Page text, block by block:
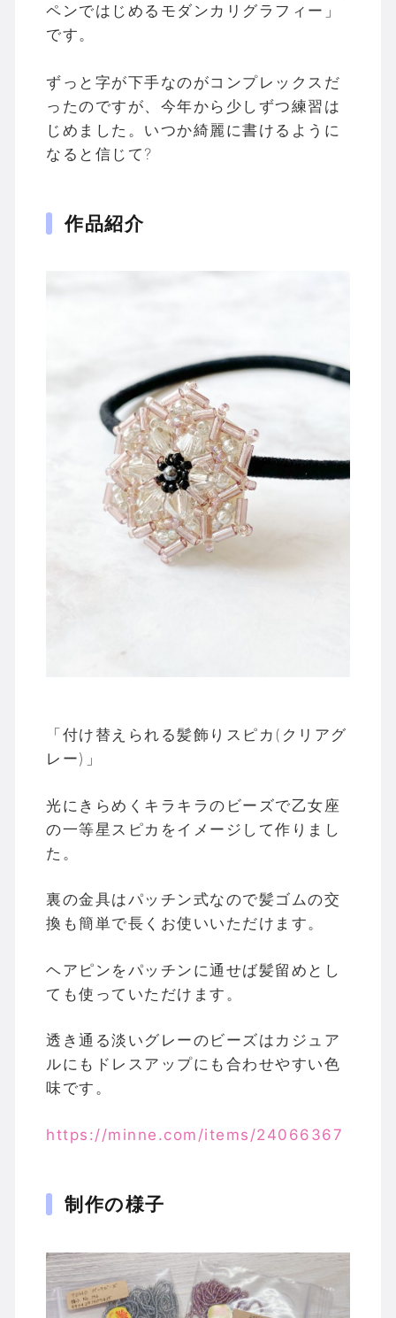
ペンではじめるモダンカリグラフィー」
です。
ずっと字が下手なのがコンプレックスだ
ったのですが、今年から少しずつ練習は
じめました。いつか綺麗に書けるように
なると信じて?
作品紹介
「付け替えられる髪飾りスピカ(クリアグ
レー)」
光にきらめくキラキラのビーズで乙女座
の一等星スピカをイメージして作りまし
た。
裏の金具はパッチン式なので髪ゴムの交
換も簡単で長くお使いいただけます。
ヘアピンをパッチンに通せば髪留めとし
ても使っていただけます。
透き通る淡いグレーのビーズはカジュア
ルにもドレスアップにも合わせやすい色
味です。
https://minne.com/items/24066367
制作の様子